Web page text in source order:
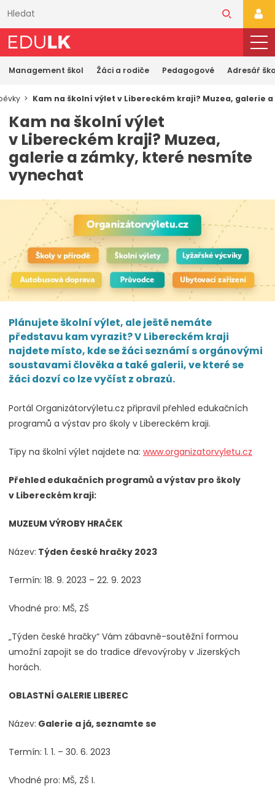
obsahu
Management škol Žáci a rodiče Pedagogové Adresář
Kam na školní výlet v Libereckém kraji? Muzea, galerie
Kam na školní výlet
v Libereckém kraji? Muzea,
galerie a zámky, které nesmíte
vynechat
Plánujete školní výlet, ale ještě nemáte
představu kam vyrazit? V Libereckém kraji
najdete místo, kde se žáci seznámí s orgánovými
soustavami člověka a také galerii, ve které se
žáci dozví co lze vyčíst z obrazů.
Portál Organizátorvýletu.cz připravil přehled edukačních
programů a výstav pro školy v Libereckém kraji.
Tipy na školní výlet najdete na: www.organizatorvyletu.cz
Přehled edukačních programů a výstav pro školy
v Libereckém kraji:
MUZEUM VÝROBY HRAČEK
Název: Týden české hračky 2023
Termín: 18. 9. 2023 – 22. 9. 2023
Vhodné pro: MŠ, ZŠ
„Týden české hračky“ Vám zábavně-soutěžní formou
umožní zapojit se do tradice dřevovýroby v Jizerských
horách.
OBLASTNÍ GALERIE LIBEREC
Název: Galerie a já, seznamte se
Termín: 1. 1. – 30. 6. 2023
Vhodné pro: MŠ, ZŠ I.